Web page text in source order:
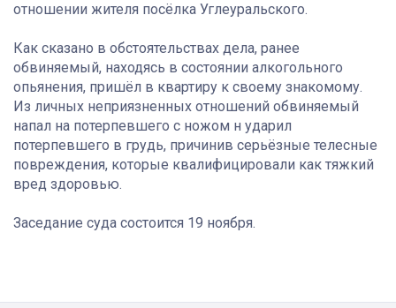
отношении жителя посёлка Углеуральского.
Как сказано в обстоятельствах дела, ранее
обвиняемый, находясь в состоянии алкогольного
опьянения, пришёл в квартиру к своему знакомому.
Из личных неприязненных отношений обвиняемый
напал на потерпевшего с ножом н ударил
потерпевшего в грудь, причинив серьёзные телесные
повреждения, которые квалифицировали как тяжкий
вред здоровью.
Заседание суда состоится 19 ноября.